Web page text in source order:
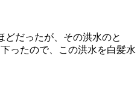
どだったが、その洪水のと
ったので、この洪水を白髪水